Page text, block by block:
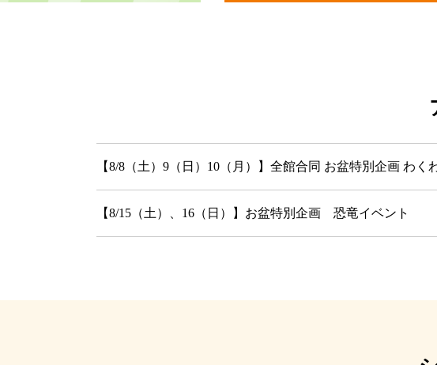
【8/8（土）9（日）10（月）】全館合同 お盆特別企画 わく
【8/15（土）、16（日）】お盆特別企画 恐竜イベント